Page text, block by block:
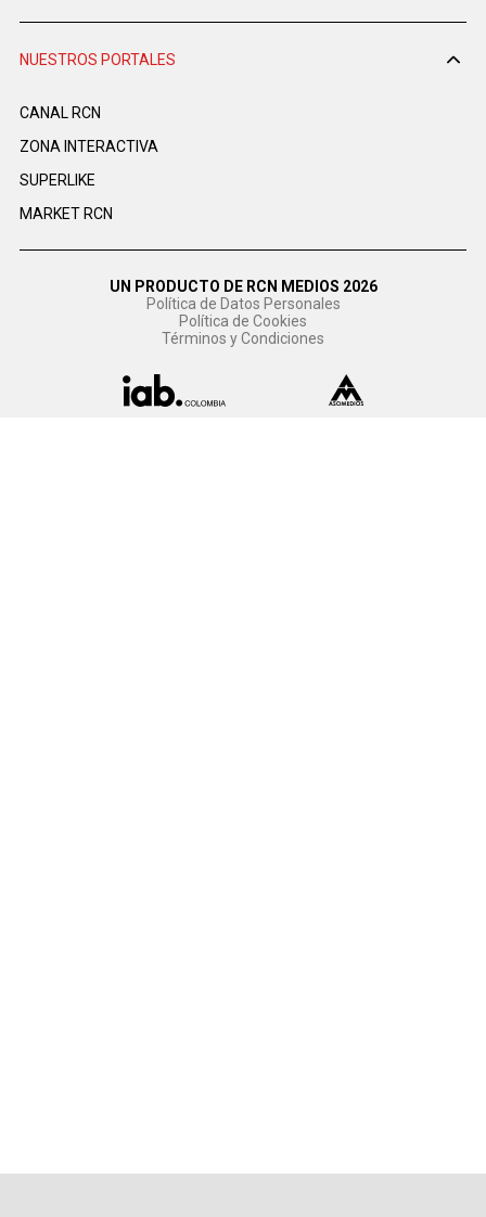
NUESTROS PORTALES
CANAL RCN
ZONA INTERACTIVA
SUPERLIKE
MARKET RCN
UN PRODUCTO DE RCN MEDIOS 2026
Política de Datos Personales
Política de Cookies
Términos y Condiciones